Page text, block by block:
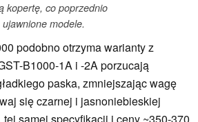
kopertę, co poprzednio
ujawnione modele.
podobno otrzyma warianty z
B1000-1A i -2A porzucają
paska, zmniejszając wagę
się czarnej i jasnoniebieskiej